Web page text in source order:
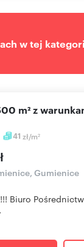
w tej
41 zł/m2
m² z
Gumienice
Biuro